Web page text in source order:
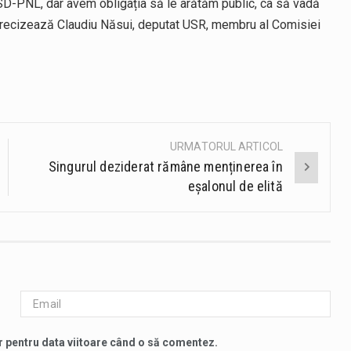
PNL, dar avem obligația să le arătăm public, ca să vadă
Claudiu Năsui, deputat USR, membru al Comisiei
URMATORUL ARTICOL
Singurul deziderat rămâne menținerea în
eșalonul de elită
data viitoare când o să comentez.